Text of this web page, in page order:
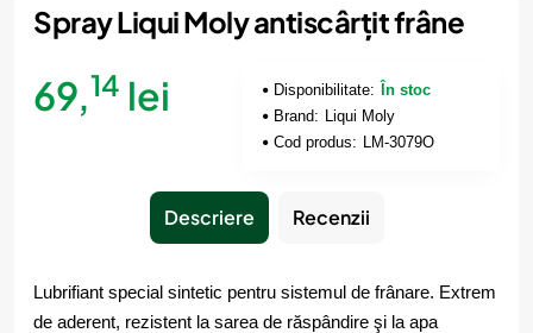
Spray Liqui Moly antiscârțit frâne
69,14 lei Disponibilitate:
În stoc
Brand:
Liqui Moly
Cod produs:
LM-3079O
Descriere Recenzii
Lubrifiant special sintetic pentru sistemul de frânare. Extrem
de aderent, rezistent la sarea de răspândire şi la apa